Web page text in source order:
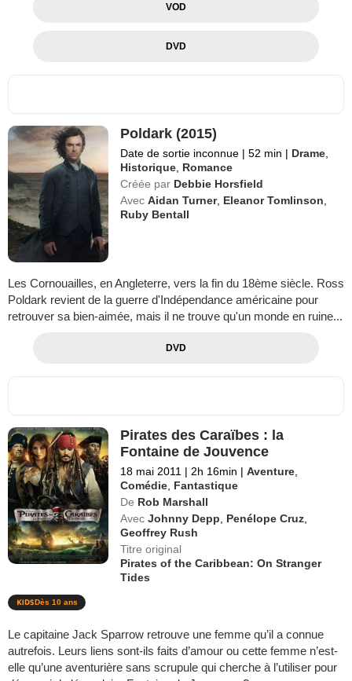
VOD
DVD
Poldark (2015)
Date de sortie inconnue | 52 min | Drame
Historique Romance
Créée par Debbie Horsfield
Avec Aidan Turner, Eleanor Tomlinson
Ruby Bentall
Les Cornouailles, en Angleterre, vers la fin du 18ème siècle. Ross
Poldark revient de la guerre d'Indépendance américaine pour
retrouver sa bien-aimée, mais il ne trouve qu'un monde en ruine...
DVD
Pirates des Caraïbes : la
Fontaine de Jouvence
18 mai 2011 | 2h 16min | Aventure
Comédie Fantastique
De Rob Marshall
Avec Johnny Depp Penélope Cruz
Geoffrey Rush
Titre original
Pirates of the Caribbean: On Stranger
Tides
Dès 10 ans
Le capitaine Jack Sparrow retrouve une femme qu’il a connue
autrefois. Leurs liens sont-ils faits d’amour ou cette femme n’est-
elle qu’une aventurière sans scrupule qui cherche à l’utiliser pour